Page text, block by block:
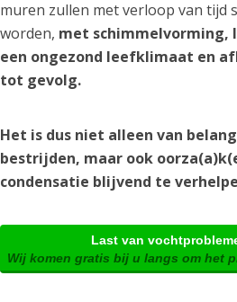
muren zullen met verloop van tijd
worden, met schimmelvorming,
een ongezond leefklimaat en
tot gevolg.
Het is dus niet alleen van
bestrijden, maar ook
condensatie blijvend te
Last van
Wij komen gratis bij u langs om het